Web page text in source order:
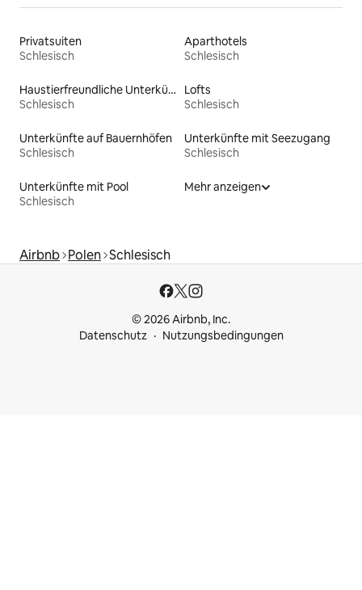
Privatsuiten
Schlesisch
Aparthotels
Schlesisch
Haustierfreundliche Unterkünfte
Schlesisch
Lofts
Schlesisch
Unterkünfte auf Bauernhöfen
Schlesisch
Unterkünfte mit Seezugang
Schlesisch
Unterkünfte mit Pool
Schlesisch
Mehr anzeigen
Airbnb Polen Schlesisch
© 2026 Airbnb, Inc.
Datenschutz
Nutzungsbedingungen